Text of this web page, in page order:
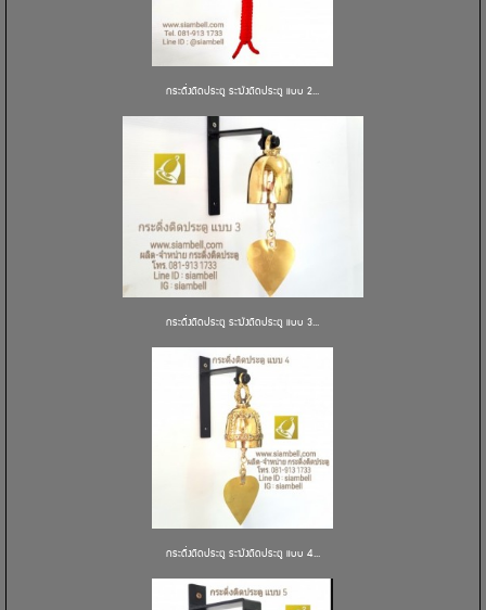
กระดิ่งติดประตู ระฆังติดประตู แบบ 2...
กระดิ่งติดประตู ระฆังติดประตู แบบ 3...
กระดิ่งติดประตู ระฆังติดประตู แบบ 4...